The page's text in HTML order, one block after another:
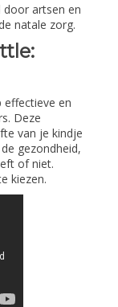
door artsen en
natale zorg.
effectieve en
Deze
van je kindje
gezondheid,
of niet.
kiezen.